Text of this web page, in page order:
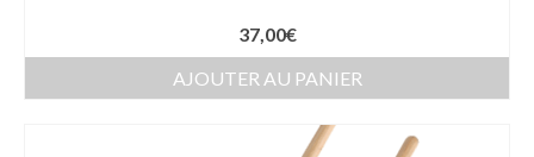
37,00€
AJOUTER AU PANIER